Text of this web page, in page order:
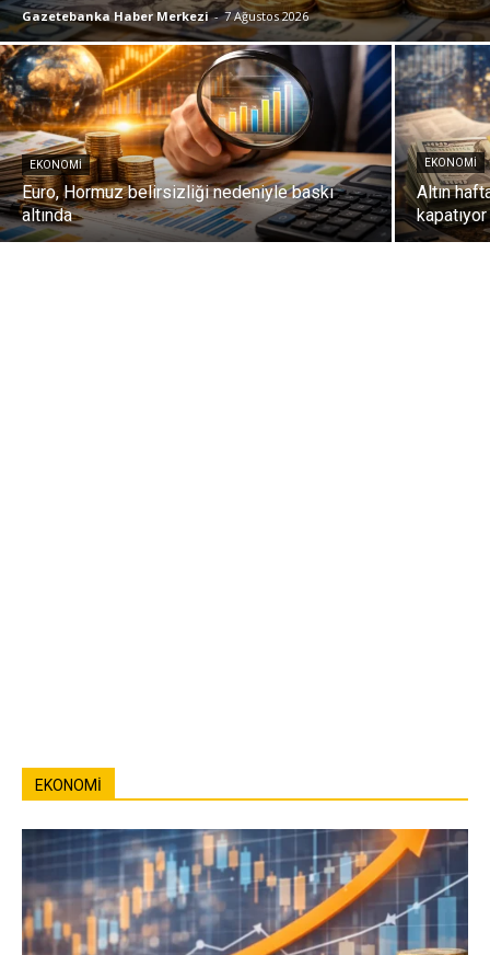
Gazetebanka Haber Merkezi - 7 Ağustos 2026
EKONOMI
Euro, Hormuz belirsizliği nedeniyle baskı
altında
EKONOMI
Altın
kapatıyor
EKONOMI